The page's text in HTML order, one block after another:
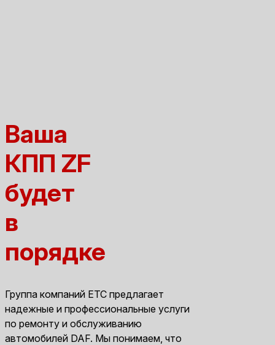
Ваша
КПП ZF
будет
в
порядке
Группа компаний ЕТС предлагает
надежные и профессиональные услуги
по ремонту и обслуживанию
автомобилей DAF. Мы понимаем, что